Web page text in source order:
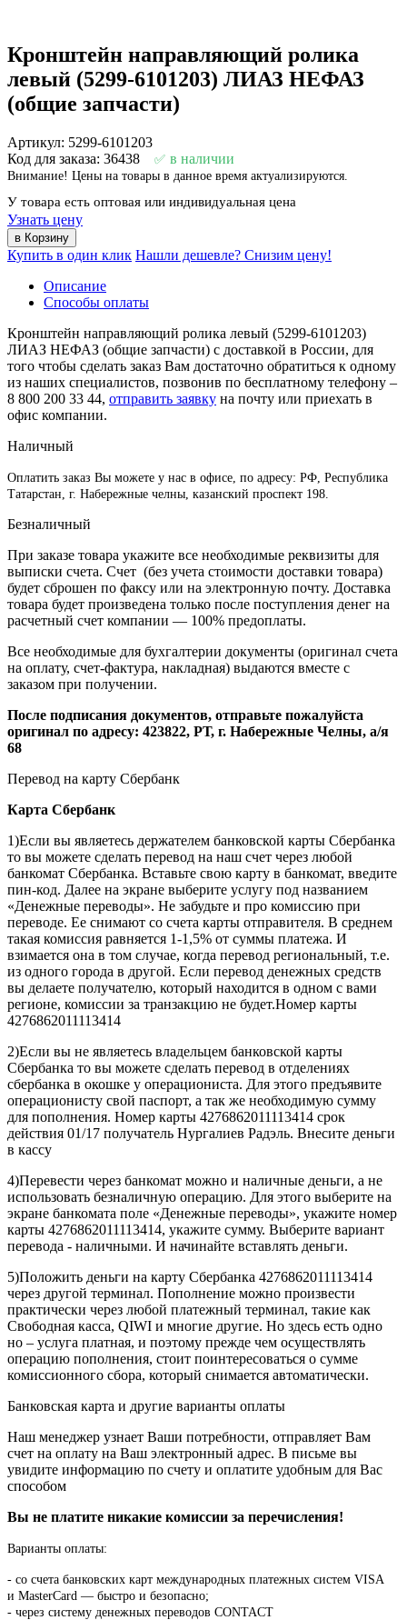
Кронштейн направляющий ролика
левый (5299-6101203) ЛИАЗ НЕФАЗ
(общие запчасти)
Артикул: 5299-6101203
Код для заказа: 36438
в наличии
Внимание! Цены на товары в данное время актуализируются.
У товара есть оптовая или индивидуальная цена
Узнать цену
Купить в один клик Нашли дешевле? Снизим цену!
Описание
Способы оплаты
Кронштейн направляющий ролика левый (5299-6101203)
ЛИАЗ НЕФАЗ (общие запчасти) с доставкой в России, для
того чтобы сделать заказ Вам достаточно обратиться к одному
из наших специалистов, позвонив по бесплатному телефону –
8 800 200 33 44, отправить заявку на почту или приехать в
офис компании.
Наличный
Оплатить заказ Вы можете у нас в офисе, по адресу: РФ, Республика
Татарстан, г. Набережные челны, казанский проспект 198.
Безналичный
При заказе товара укажите все необходимые реквизиты для
выписки счета. Счет (без учета стоимости доставки товара)
будет сброшен по факсу или на электронную почту. Доставка
товара будет произведена только после поступления денег на
расчетный счет компании — 100% предоплаты.
Все необходимые для бухгалтерии документы (оригинал счета
на оплату, счет-фактура, накладная) выдаются вместе с
заказом при получении.
После подписания документов, отправьте пожалуйста
оригинал по адресу: 423822, РТ, г. Набережные Челны, а/я
68
Перевод на карту Сбербанк
Карта Сбербанк
1)Если вы являетесь держателем банковской карты Сбербанка
то вы можете сделать перевод на наш счет через любой
банкомат Сбербанка. Вставьте свою карту в банкомат, введите
пин-код. Далее на экране выберите услугу под названием
«Денежные переводы». Не забудьте и про комиссию при
переводе. Ее снимают со счета карты отправителя. В среднем
такая комиссия равняется 1-1,5% от суммы платежа. И
взимается она в том случае, когда перевод региональный, т.е.
из одного города в другой. Если перевод денежных средств
вы делаете получателю, который находится в одном с вами
регионе, комиссии за транзакцию не будет.Номер карты
4276862011113414
2)Если вы не являетесь владельцем банковской карты
Сбербанка то вы можете сделать перевод в отделениях
сбербанка в окошке у операциониста. Для этого предъявите
операционисту свой паспорт, а так же необходимую сумму
для пополнения. Номер карты 4276862011113414 срок
действия 01/17 получатель Нургалиев Радэль. Внесите деньги
в кассу
4)Перевести через банкомат можно и наличные деньги, а не
использовать безналичную операцию. Для этого выберите на
экране банкомата поле «Денежные переводы», укажите номер
карты 4276862011113414, укажите сумму. Выберите вариант
перевода - наличными. И начинайте вставлять деньги.
5)Положить деньги на карту Сбербанка 4276862011113414
через другой терминал. Пополнение можно произвести
практически через любой платежный терминал, такие как
Свободная касса, QIWI и многие другие. Но здесь есть одно
но – услуга платная, и поэтому прежде чем осуществлять
операцию пополнения, стоит поинтересоваться о сумме
комиссионного сбора, который снимается автоматически.
Банковская карта и другие варианты оплаты
Наш менеджер узнает Ваши потребности, отправляет Вам
счет на оплату на Ваш электронный адрес. В письме вы
увидите информацию по счету и оплатите удобным для Вас
способом
Вы не платите никакие комиссии за перечисления!
Варианты оплаты:
- со счета банковских карт международных платежных систем VISA
и MasterCard — быстро и безопасно;
- через систему денежных переводов CONTACT